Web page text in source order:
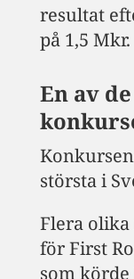
resultat
på 1,5 Mkr.
En av
största i
Flera
för First
som